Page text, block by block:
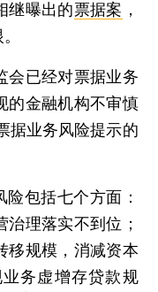
曝出的票据案 ，
已经对票据业务
的金融机构不审慎
据业务风险提示的
包括七个方面：
理落实不到位；
移规模，消减资本
务虚增存贷款规